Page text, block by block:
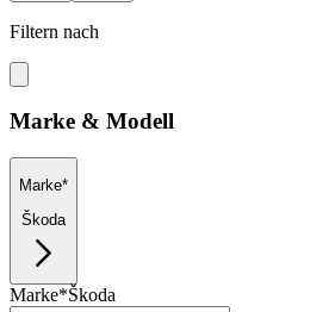
Filtern nach
Marke & Modell
Marke*
Škoda
Marke*Škoda